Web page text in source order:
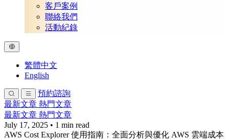
客戶案例
聯絡我們
活動紀錄
繁體中文
English
預約諮詢
最新文章 熱門文章
最新文章 熱門文章
July 17, 2025 • 1 min read
AWS Cost Explorer 使用指南：全面分析與優化 AWS 雲端成本